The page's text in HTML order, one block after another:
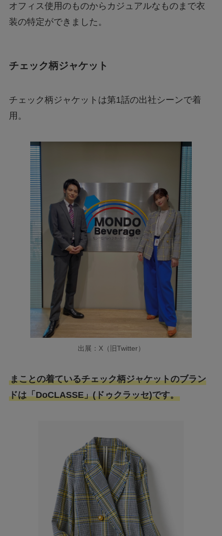
オフィス使用のものからカジュアルなものまで衣
装の特定ができました。
チェック柄ジャケット
チェック柄ジャケットは第1話の出社シーンで着
用。
出展：X（旧Twitter）
まことの着ているチェック柄ジャケットのブラン
ドは「DoCLASSE」(ドゥクラッセ)です。